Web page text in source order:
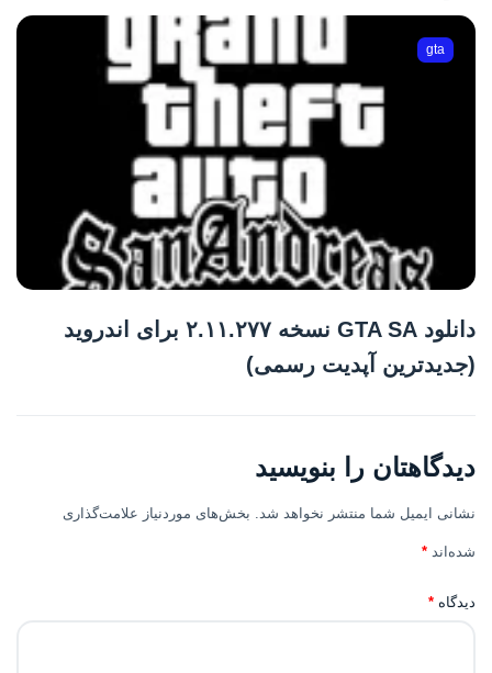
gta
دانلود GTA SA نسخه ۲.۱۱.۲۷۷ برای اندروید
(جدیدترین آپدیت رسمی)
دیدگاهتان را بنویسید
نشانی ایمیل شما منتشر نخواهد شد. بخش‌های موردنیاز علامت‌گذاری
شده‌اند *
دیدگاه *